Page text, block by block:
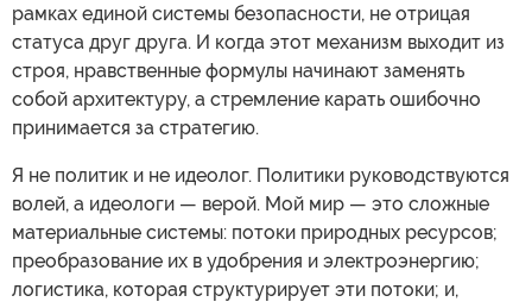
рамках единой системы безопасности, не отрицая
статуса друг друга. И когда этот механизм выходит из
строя, нравственные формулы начинают заменять
собой архитектуру, а стремление карать ошибочно
принимается за стратегию.
Я не политик и не идеолог. Политики руководствуются
волей, а идеологи — верой. Мой мир — это сложные
материальные системы: потоки природных ресурсов;
преобразование их в удобрения и электроэнергию;
логистика, которая структурирует эти потоки; и,